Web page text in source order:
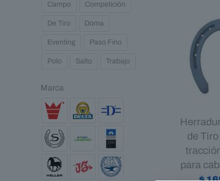
Campo Competición
De Tiro Doma
Eventing Paso Fino
Polo Salto Trabajo
Marca
de
para